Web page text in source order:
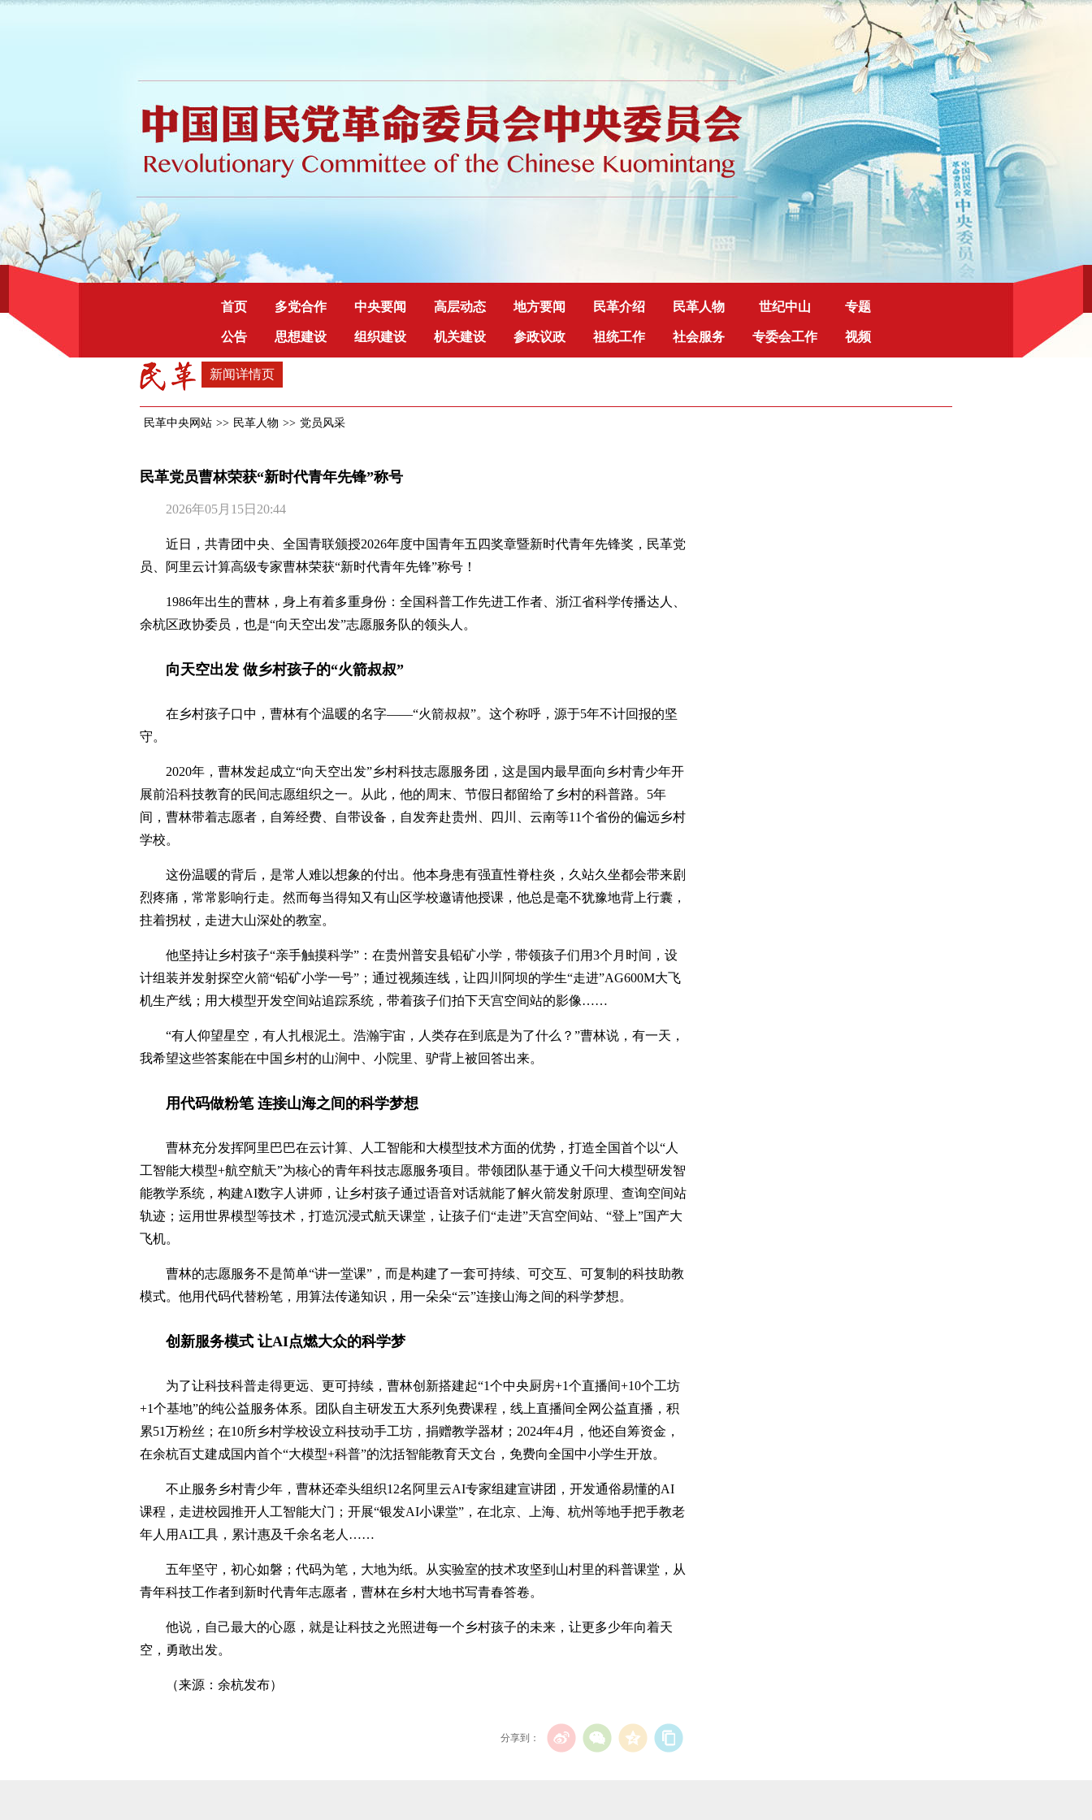
首页 多党合作 中央要闻 高层动态 地方要闻 民革介绍 民革人物 世纪中山 专题
公告 思想建设 组织建设 机关建设 参政议政 祖统工作 社会服务 专委会工作 视频
新闻详情页
民革中央网站 >> 民革人物 >> 党员风采
民革党员曹林荣获“新时代青年先锋”称号
2026年05月15日20:44
近日，共青团中央、全国青联颁授2026年度中国青年五四奖章暨新时代青年先锋奖，民革党
员、阿里云计算高级专家曹林荣获“新时代青年先锋”称号！
1986年出生的曹林，身上有着多重身份：全国科普工作先进工作者、浙江省科学传播达人、
余杭区政协委员，也是“向天空出发”志愿服务队的领头人。
向天空出发 做乡村孩子的“火箭叔叔”
在乡村孩子口中，曹林有个温暖的名字——“火箭叔叔”。这个称呼，源于5年不计回报的坚
守。
2020年，曹林发起成立“向天空出发”乡村科技志愿服务团，这是国内最早面向乡村青少年开
展前沿科技教育的民间志愿组织之一。从此，他的周末、节假日都留给了乡村的科普路。5年
间，曹林带着志愿者，自筹经费、自带设备，自发奔赴贵州、四川、云南等11个省份的偏远乡村
学校。
这份温暖的背后，是常人难以想象的付出。他本身患有强直性脊柱炎，久站久坐都会带来剧
烈疼痛，常常影响行走。然而每当得知又有山区学校邀请他授课，他总是毫不犹豫地背上行囊，
拄着拐杖，走进大山深处的教室。
他坚持让乡村孩子“亲手触摸科学”：在贵州普安县铅矿小学，带领孩子们用3个月时间，设
计组装并发射探空火箭“铅矿小学一号”；通过视频连线，让四川阿坝的学生“走进”AG600M大飞
机生产线；用大模型开发空间站追踪系统，带着孩子们拍下天宫空间站的影像……
“有人仰望星空，有人扎根泥土。浩瀚宇宙，人类存在到底是为了什么？”曹林说，有一天，
我希望这些答案能在中国乡村的山涧中、小院里、驴背上被回答出来。
用代码做粉笔 连接山海之间的科学梦想
曹林充分发挥阿里巴巴在云计算、人工智能和大模型技术方面的优势，打造全国首个以“人
工智能大模型+航空航天”为核心的青年科技志愿服务项目。带领团队基于通义千问大模型研发智
能教学系统，构建AI数字人讲师，让乡村孩子通过语音对话就能了解火箭发射原理、查询空间站
轨迹；运用世界模型等技术，打造沉浸式航天课堂，让孩子们“走进”天宫空间站、“登上”国产大
飞机。
曹林的志愿服务不是简单“讲一堂课”，而是构建了一套可持续、可交互、可复制的科技助教
模式。他用代码代替粉笔，用算法传递知识，用一朵朵“云”连接山海之间的科学梦想。
创新服务模式 让AI点燃大众的科学梦
为了让科技科普走得更远、更可持续，曹林创新搭建起“1个中央厨房+1个直播间+10个工坊
+1个基地”的纯公益服务体系。团队自主研发五大系列免费课程，线上直播间全网公益直播，积
累51万粉丝；在10所乡村学校设立科技动手工坊，捐赠教学器材；2024年4月，他还自筹资金，
在余杭百丈建成国内首个“大模型+科普”的沈括智能教育天文台，免费向全国中小学生开放。
不止服务乡村青少年，曹林还牵头组织12名阿里云AI专家组建宣讲团，开发通俗易懂的AI
课程，走进校园推开人工智能大门；开展“银发AI小课堂”，在北京、上海、杭州等地手把手教老
年人用AI工具，累计惠及千余名老人……
五年坚守，初心如磐；代码为笔，大地为纸。从实验室的技术攻坚到山村里的科普课堂，从
青年科技工作者到新时代青年志愿者，曹林在乡村大地书写青春答卷。
他说，自己最大的心愿，就是让科技之光照进每一个乡村孩子的未来，让更多少年向着天
空，勇敢出发。
（来源：余杭发布）
分享到：